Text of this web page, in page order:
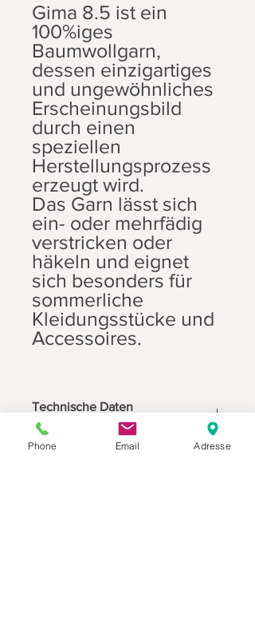
Gima 8.5 ist ein
100%iges
Baumwollgarn,
dessen einzigartiges
und ungewöhnliches
Erscheinungsbild
durch einen
speziellen
Herstellungsprozess
erzeugt wird.
Das Garn lässt sich
ein- oder mehrfädig
verstricken oder
häkeln und eignet
sich besonders für
sommerliche
Kleidungsstücke und
Accessoires.
Technische Daten
Phone Email Adresse